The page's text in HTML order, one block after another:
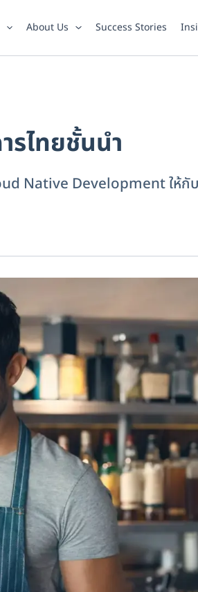
About Us Success Stories
ไทยชั้นนำ
Native Development ให้กั